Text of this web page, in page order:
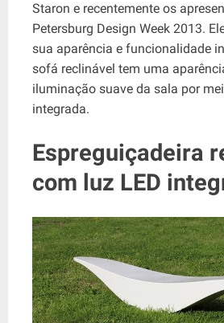
Staron e recentemente os
Petersburg Design Week 2013.
sua aparência e funcionalidade
sofá reclinável tem uma
iluminação suave da sala por
integrada.
Espreguiçadeira
com luz LED